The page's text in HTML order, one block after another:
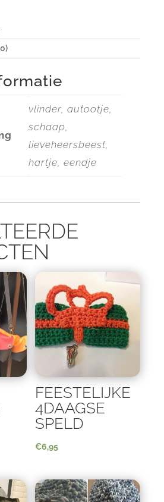
vlinder, autootje,
schaap,
lieveheersbeest,
hartje, eendje
FEESTELIJKE
4DAAGSE
SPELD
€6,95